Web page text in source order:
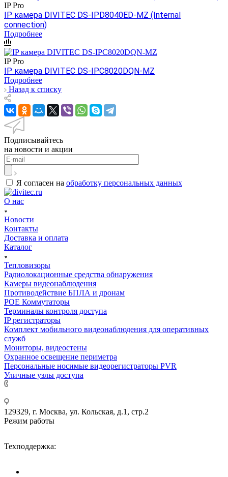
IP Pro
IP камера DIVITEC DS-IPD8040ED-MZ (Internal
connection)
Подробнее
IP Pro
IP камера DIVITEC DS-IPC8020DQN-MZ
Подробнее
Назад к списку
Подписывайтесь
на новости и акции
Я согласен на обработку персональных данных
О нас
Новости
Контакты
Доставка и оплата
Каталог
Тепловизоры
Радиолокационные средства обнаружения
Камеры видеонаблюдения
Противодействие БПЛА и дронам
РОЕ Коммутаторы
Терминалы контроля доступа
IP регистраторы
Комплект мобильного видеонаблюдения для оперативных
служб
Мониторы, видеостены
Охранное освещение периметра
Персональные носимые видеорегистраторы PVR
Уличные узлы доступа
129329, г. Москва, ул. Кольская, д.1, стр.2
Режим работы
Техподдержка: